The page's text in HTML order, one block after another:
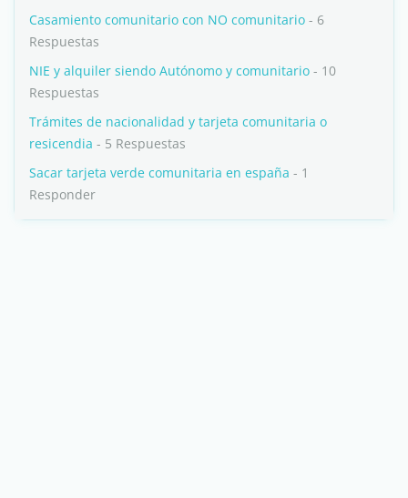
Casamiento comunitario con NO comunitario - 6
Respuestas
NIE y alquiler siendo Autónomo y comunitario - 10
Respuestas
Trámites de nacionalidad y tarjeta comunitaria o
resicendia - 5 Respuestas
Sacar tarjeta verde comunitaria en españa - 1
Responder